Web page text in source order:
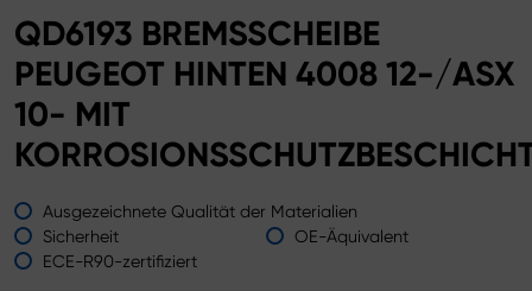
QD6193 BREMSSCHEIBE
PEUGEOT HINTEN 4008 12-/ASX
10- MIT
Ausgezeichnete Qualität der Materialien
Sicherheit
OE-Äquivalent
ECE-R90-zertifiziert